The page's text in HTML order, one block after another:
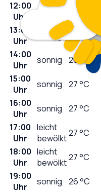
12:00
Uhr
sonnig 24°C
13:00
Uhr
sonnig 25
14:00
Uhr
sonnig 26 °C
15:00
Uhr
sonnig 27°C
16:00
Uhr
sonnig 27°C
17:00
Uhr
leicht
bewölkt27°C
18:00
Uhr
leicht
bewölkt27°C
19:00
Uhr
sonnig 26°C